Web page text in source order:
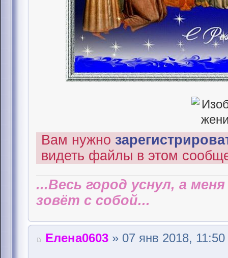
Вам нужно
видеть файлы в этом
...Весь город уснул, а
зовёт с собой...
Елена0603 » 07 янв 2018, 11:50